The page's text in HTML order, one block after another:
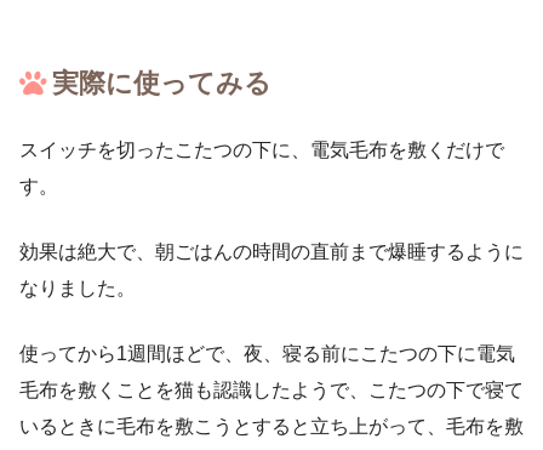
実際に使ってみる
スイッチを切ったこたつの下に、電気毛布を敷くだけで
す。
効果は絶大で、朝ごはんの時間の直前まで爆睡するように
なりました。
使ってから1週間ほどで、夜、寝る前にこたつの下に電気
毛布を敷くことを猫も認識したようで、こたつの下で寝て
いるときに毛布を敷こうとすると立ち上がって、毛布を敷